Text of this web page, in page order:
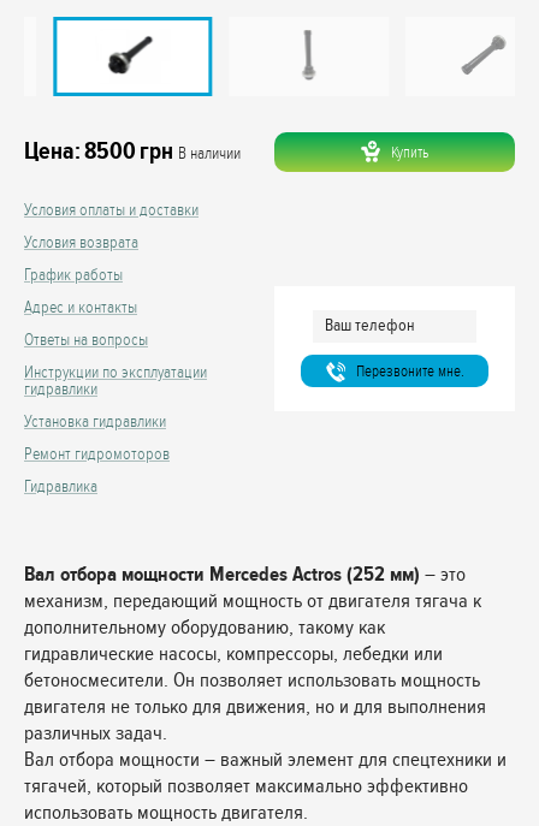
Цена:8500 грн В наличии Купить
Условия оплаты и доставки
Условия возврата
График работы
Адрес и контакты
Ответы на вопросы
Инструкции по эксплуатации
гидравлики
Установка гидравлики
Ремонт гидромоторов
Гидравлика
Перезвоните мне.
Вал отбора мощности Mercedes Actros (252 мм) – это
механизм, передающий мощность от двигателя тягача к
дополнительному оборудованию, такому как
гидравлические насосы, компрессоры, лебедки или
бетоносмесители. Он позволяет использовать мощность
двигателя не только для движения, но и для выполнения
различных задач.
Вал отбора мощности – важный элемент для спецтехники и
тягачей, который позволяет максимально эффективно
использовать мощность двигателя.